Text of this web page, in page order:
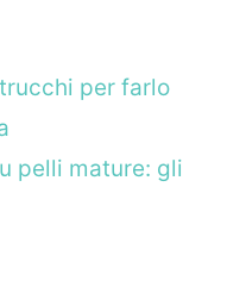
per farlo
pelli mature: gli